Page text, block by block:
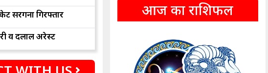
सरगना गिरफ्तार
व दलाल अरेस्ट
आज का राशिफल